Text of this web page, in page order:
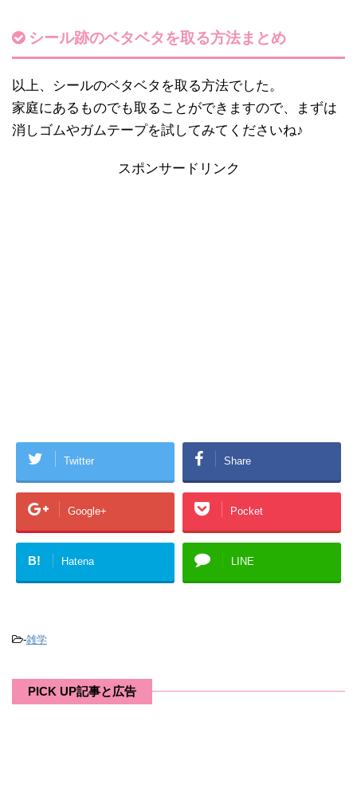
シール跡のベタベタを取る方法まとめ
以上、シールのベタベタを取る方法でした。
家庭にあるものでも取ることができますので、まずは
消しゴムやガムテープを試してみてくださいね♪
スポンサードリンク
Twitter Share
Google+ Pocket
B! Hatena LINE
-雑学
PICK UP記事と広告